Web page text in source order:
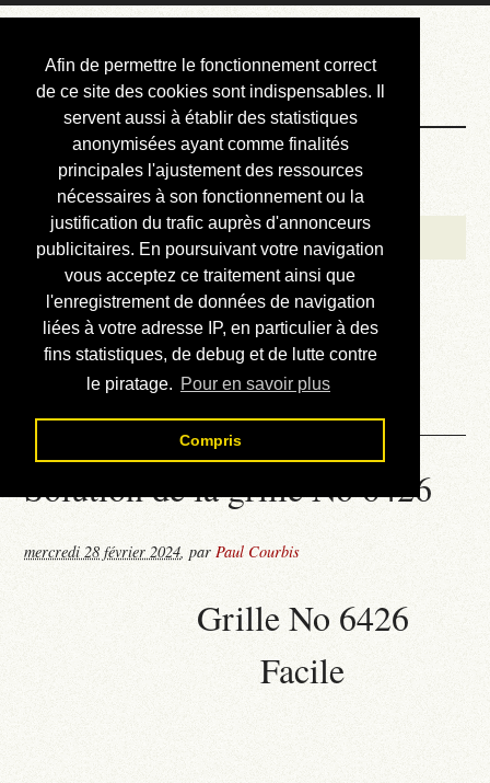
Afin de permettre le fonctionnement correct
de ce site des cookies sont indispensables. Il
servent aussi à établir des statistiques
anonymisées ayant comme finalités
principales l'ajustement des ressources
nécessaires à son fonctionnement ou la
justification du trafic auprès d'annonceurs
publicitaires. En poursuivant votre navigation
vous acceptez ce traitement ainsi que
l'enregistrement de données de navigation
liées à votre adresse IP, en particulier à des
fins statistiques, de debug et de lutte contre
le piratage. Pour en savoir plus
Compris
Courbis, « LE »
Blog Officiel
Bienvenue
Réalisations
Divers (et d’été)
Annonces
Liens externes
Téléchargement
Contact
Solution de la grille No 6426
mercredi 28 février 2024,parPaul Courbis
Grille No 6426
Facile